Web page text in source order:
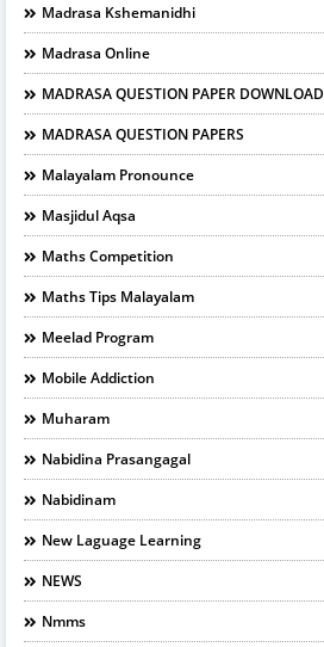
Madrasa Kshemanidhi
Madrasa Online
MADRASA QUESTION PAPER DOWNLOAD
MADRASA QUESTION PAPERS
Malayalam Pronounce
Masjidul Aqsa
Maths Competition
Maths Tips Malayalam
Meelad Program
Mobile Addiction
Muharam
Nabidina Prasangagal
Nabidinam
New Laguage Learning
NEWS
Nmms